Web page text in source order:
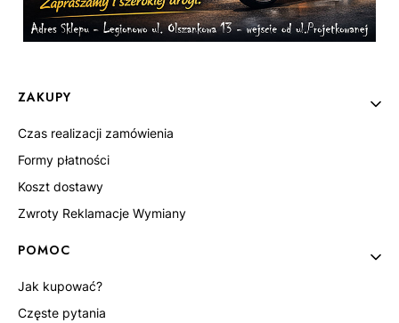
Linki w stopce
ZAKUPY
Czas realizacji zamówienia
Formy płatności
Koszt dostawy
Zwroty Reklamacje Wymiany
POMOC
Jak kupować?
Częste pytania